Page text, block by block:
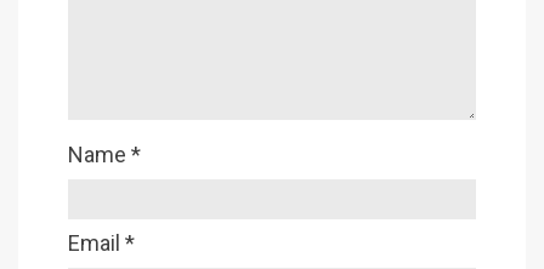
Name *
Email *